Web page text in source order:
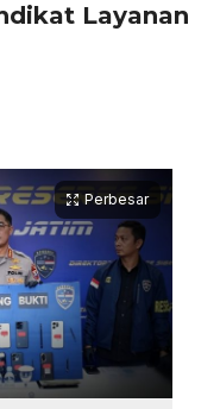
Layanan
Perbesar